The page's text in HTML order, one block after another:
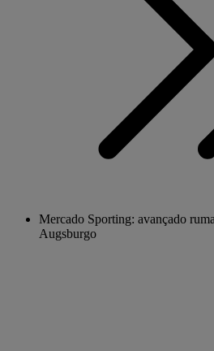
Mercado Sporting: avançado
Augsburgo